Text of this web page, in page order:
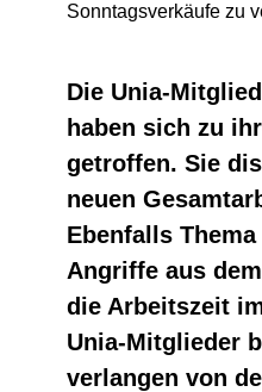
Sonntagsverkäufe zu
Die Unia-
haben sich zu
getroffen. Sie
neuen
Ebenfalls
Angriffe aus
die Arbeitszeit
Unia-Mitglieder
verlangen von